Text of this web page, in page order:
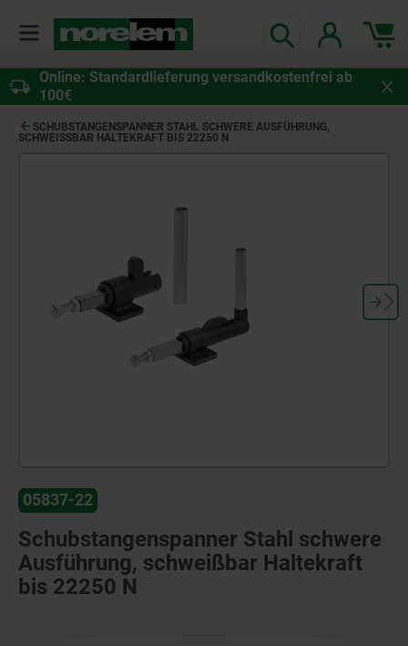
Online: Standardlieferung versandkostenfrei ab
100€
SCHUBSTANGENSPANNER STAHL SCHWERE AUSFÜHRUNG,
SCHWEISSBAR HALTEKRAFT BIS 22250 N
05837-22
Schubstangenspanner Stahl schwere
Ausführung, schweißbar Haltekraft
bis 22250 N